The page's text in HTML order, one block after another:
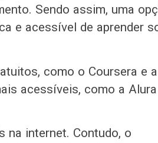
Sendo assim, uma
e acessível de aprender
como o Coursera e a
acessíveis, como a
na internet. Contudo, o